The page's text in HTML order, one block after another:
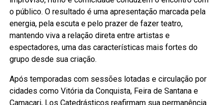
o público. O resultado é uma apresentação marcada pela
energia, pela escuta e pelo prazer de fazer teatro,
mantendo viva a relação direta entre artistas e
espectadores, uma das características mais fortes do
grupo desde sua criação.
Após temporadas com sessões lotadas e circulação por
cidades como Vitória da Conquista, Feira de Santana e
Camaçari, Los Catedrásticos reafirmam sua permanência